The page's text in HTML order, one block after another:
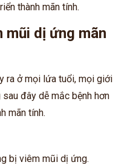
thành mãn tính.
dị ứng mãn
ra ở mọi lứa tuổi, mọi giới
đây dễ mắc bệnh hơn
mãn tính.
bị viêm mũi dị ứng.